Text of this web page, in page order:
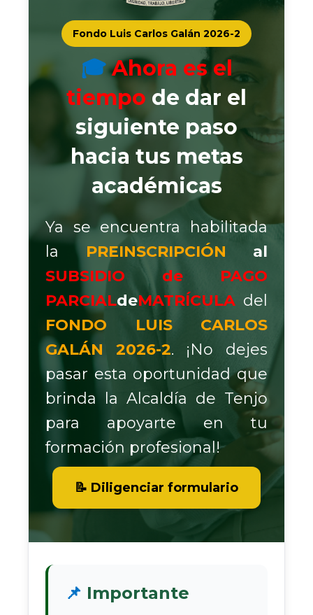
Fondo Luis Carlos Galán 2026-2
🎓Ahora es el
tiempo de dar el
siguiente paso
hacia tus metas
académicas
​​Ya se encuentra habilitada
la PREINSCRIPCIÓN al
SUBSIDIO de PAGO
PARCIALdeMATRÍCULA del
FONDO LUIS CARLOS
GALÁN 2026-2. ¡No dejes
pasar esta oportunidad que
brinda la Alcaldía de Tenjo
para apoyarte en tu
formación profesional!​
​📝 Diligenciar formulario​
📌 Importante